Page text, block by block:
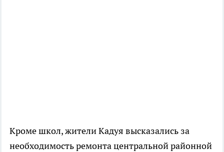
Кроме школ, жители Кадуя высказались за
необходимость ремонта центральной районной